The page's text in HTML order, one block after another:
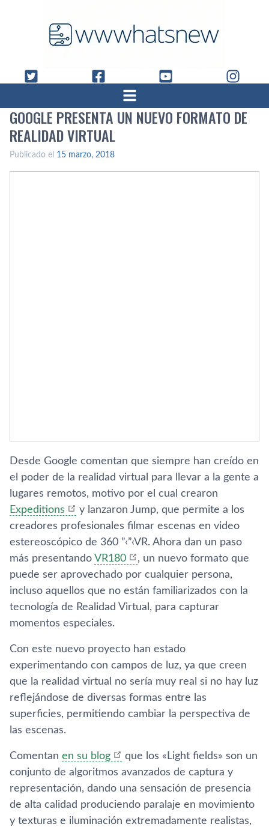
GOOGLE PRESENTA UN NUEVO FORMATO DE
REALIDAD VIRTUAL
Publicado el 15 marzo, 2018
Desde Google comentan que siempre han creí­do en
el poder de la realidad virtual para llevar a la gente a
lugares remotos, motivo por el cual crearon
Expeditions
y lanzaron Jump, que permite a los
creadores profesionales filmar escenas en video
estereoscópico de 360 ”‹”‹VR. Ahora dan un paso
más presentando VR180
, un nuevo formato que
puede ser aprovechado por cualquier persona,
incluso aquellos que no están familiarizados con la
tecnologí­a de Realidad Virtual, para capturar
momentos especiales.
Con este nuevo proyecto han estado
experimentando con campos de luz, ya que creen
que la realidad virtual no serí­a muy real si no hay luz
reflejándose de diversas formas entre las
superficies, permitiendo cambiar la perspectiva de
las escenas.
Comentan en su blog
que los «Light fields» son un
conjunto de algoritmos avanzados de captura y
representación, dando una sensación de presencia
de alta calidad produciendo paralaje en movimiento
y texturas e iluminación extremadamente realistas,